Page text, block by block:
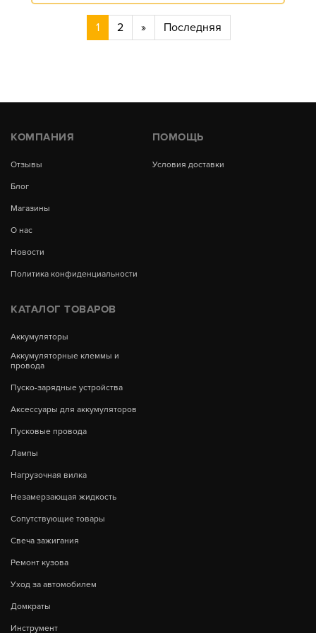
1 2 » Последняя
КОМПАНИЯ
Отзывы
Блог
Магазины
О нас
Новости
Политика конфиденциальности
ПОМОЩЬ
Условия доставки
КАТАЛОГ ТОВАРОВ
Аккумуляторы
Аккумуляторные клеммы и
провода
Пуско-зарядные устройства
Аксессуары для аккумуляторов
Пусковые провода
Лампы
Нагрузочная вилка
Незамерзающая жидкость
Сопутствующие товары
Свеча зажигания
Ремонт кузова
Уход за автомобилем
Домкраты
Инструмент